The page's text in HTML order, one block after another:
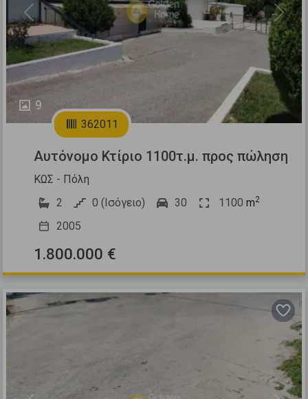
9
Previous Next
362011
Αυτόνομο Κτίριο 1100τ.μ. προς πώληση
ΚΩΣ - Πόλη
2
0 (Ισόγειο) 30 1100 m2
2005
1.800.000 €